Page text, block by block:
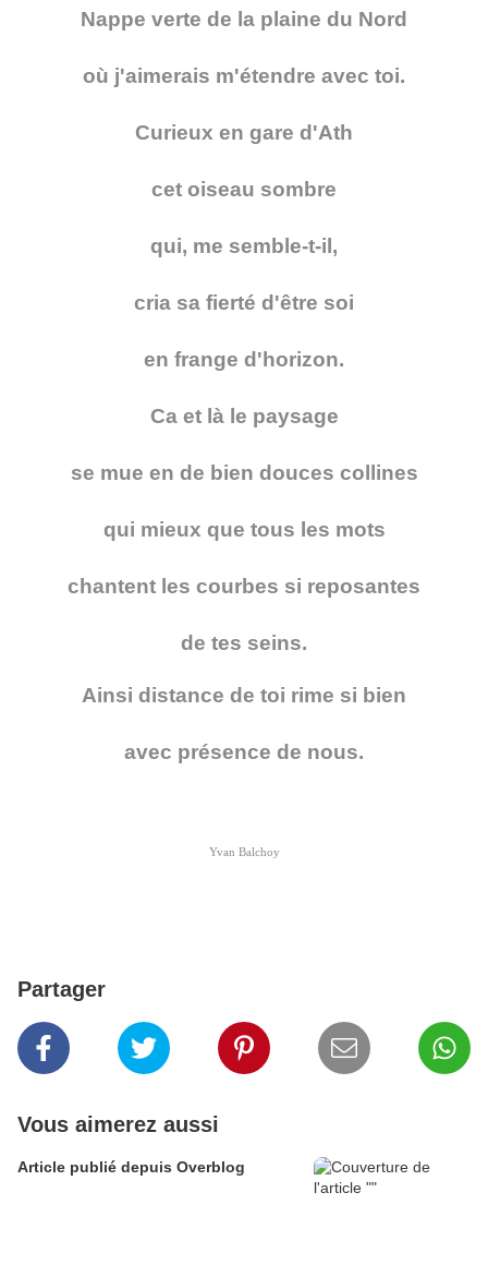
Nappe verte de la plaine du Nord
où j'aimerais m'étendre avec toi.
Curieux en gare d'Ath
cet oiseau sombre
qui, me semble-t-il,
cria sa fierté d'être soi
en frange d'horizon.
Ca et là le paysage
se mue en de bien douces collines
qui mieux que tous les mots
chantent les courbes si reposantes
de tes seins.
Ainsi distance de toi rime si bien
avec présence de nous.
Yvan Balchoy
Partager
Vous aimerez aussi
Article publié depuis Overblog